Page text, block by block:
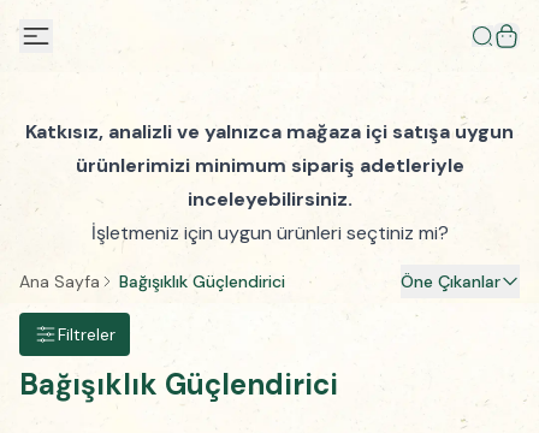
Katkısız, analizli ve yalnızca mağaza içi satışa uygun
ürünlerimizi minimum sipariş adetleriyle
inceleyebilirsiniz.
İşletmeniz için uygun ürünleri seçtiniz mi?
Ana Sayfa Bağışıklık Güçlendirici Öne Çıkanlar
Filtreler
Bağışıklık Güçlendirici